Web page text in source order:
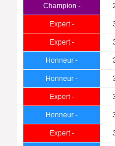
Champion -
Expert -
Expert -
Honneur -
Honneur -
Expert -
Honneur -
Expert -